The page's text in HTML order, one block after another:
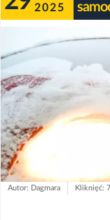
2025
Autor: Dagmara Kliknięć: